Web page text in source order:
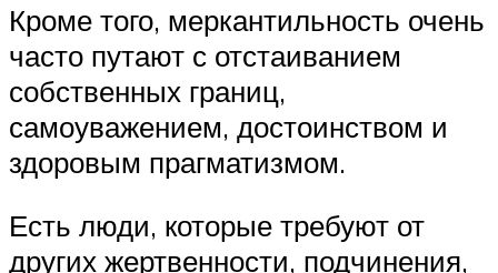
Кроме того, меркантильность очень
часто путают с отстаиванием
собственных границ,
самоуважением, достоинством и
здоровым прагматизмом.
Есть люди, которые требуют от
других жертвенности, подчинения,